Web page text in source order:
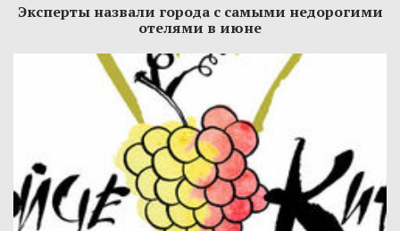
Эксперты назвали города с самыми недорогими
отелями в июне